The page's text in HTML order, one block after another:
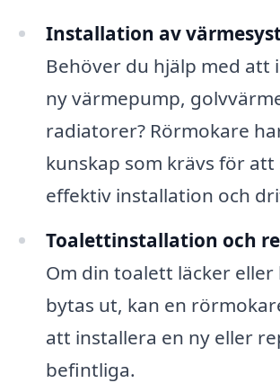
Installation av
Behöver du hjälp med att
ny värmepump,
radiatorer? Rörmokare
kunskap som krävs för att
effektiv installation och
Toalettinstallation och
Om din toalett läcker
bytas ut, kan en
att installera en ny eller
befintliga.